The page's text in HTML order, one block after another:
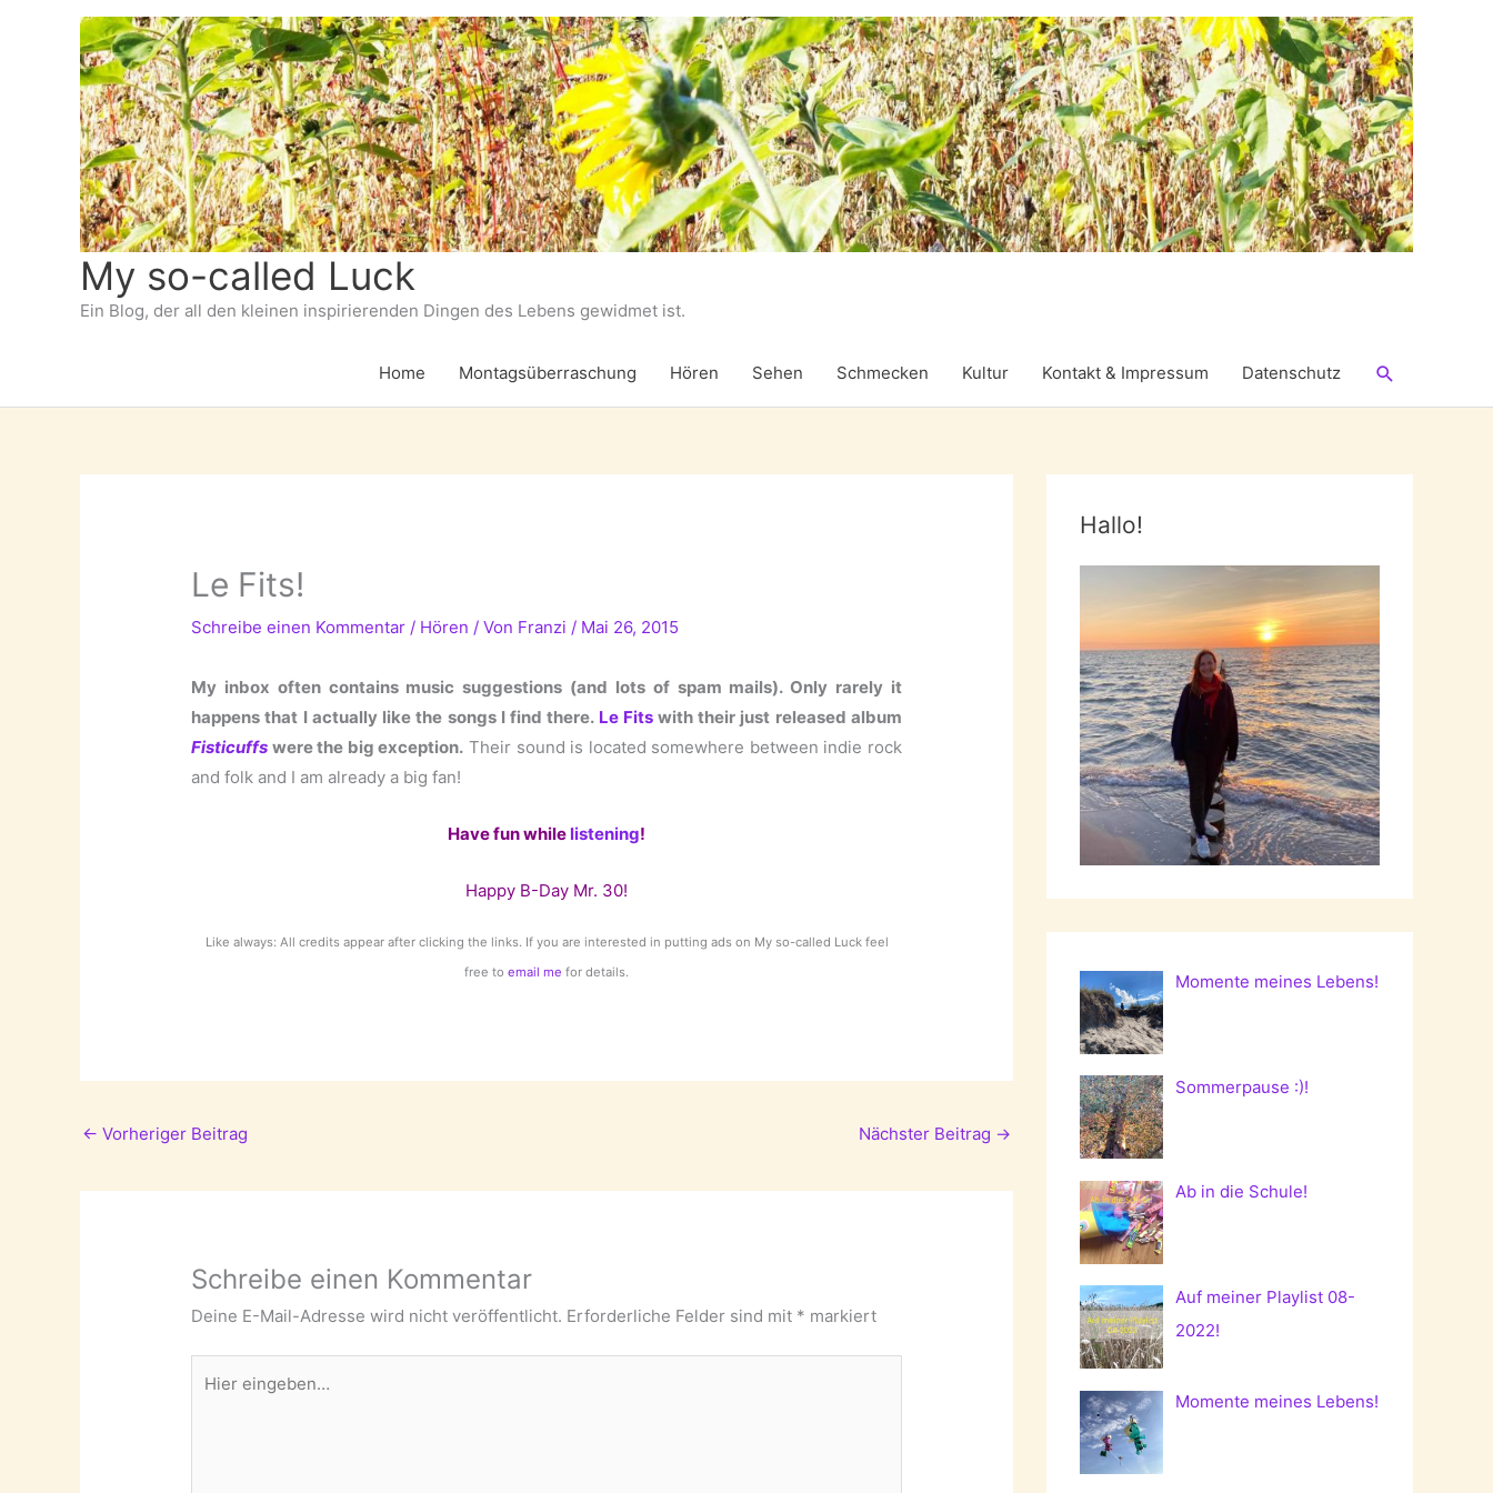
My so-called Luck
Ein Blog, der all den kleinen inspirierenden Dingen des Lebens gewidmet ist.
Home Montagsüberraschung Hören Sehen Schmecken Kultur Kontakt & Impressum Datenschutz Suchen
Le Fits!
Schreibe einen Kommentar / Hören / Von Franzi / Mai 26, 2015
My inbox often contains music suggestions (and lots of spam mails). Only rarely it
happens that I actually like the songs I find there. Le Fitswith their just released album
Fisticuffs were the big exception. Their sound is located somewhere between indie rock
and folk and I am already a big fan!
Have fun whilelistening!
Happy B-Day Mr. 30!
Like always: All credits appear after clicking the links. If you are interested in putting ads on My so-called Luck feel
free to email me for details.
← Vorheriger Beitrag Nächster Beitrag →
Schreibe einen Kommentar
Deine E-Mail-Adresse wird nicht veröffentlicht. Erforderliche Felder sind mit * markiert
eingeben…
Hallo!
Momente meines Lebens!
Sommerpause :)!
Ab in die Schule!
Auf meiner Playlist 08-
2022!
Momente meines Lebens!